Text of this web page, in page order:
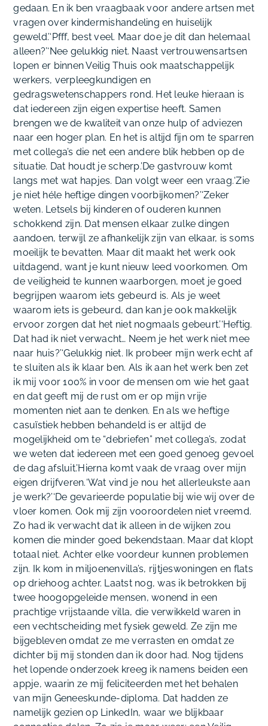
gedaan. En ik ben vraagbaak voor andere artsen met
vragen over kindermishandeling en huiselijk
geweld.’‘Pfff, best veel. Maar doe je dit dan helemaal
alleen?’‘Nee gelukkig niet. Naast vertrouwensartsen
lopen er binnen Veilig Thuis ook maatschappelijk
werkers, verpleegkundigen en
gedragswetenschappers rond. Het leuke hieraan is
dat iedereen zijn eigen expertise heeft. Samen
brengen we de kwaliteit van onze hulp of adviezen
naar een hoger plan. En het is altijd fijn om te sparren
met collega’s die net een andere blik hebben op de
situatie. Dat houdt je scherp.’De gastvrouw komt
langs met wat hapjes. Dan volgt weer een vraag.‘Zie
je niet héle heftige dingen voorbijkomen?’‘Zeker
weten. Letsels bij kinderen of ouderen kunnen
schokkend zijn. Dat mensen elkaar zulke dingen
aandoen, terwijl ze afhankelijk zijn van elkaar, is soms
moeilijk te bevatten. Maar dit maakt het werk ook
uitdagend, want je kunt nieuw leed voorkomen. Om
de veiligheid te kunnen waarborgen, moet je goed
begrijpen waarom iets gebeurd is. Als je weet
waarom iets is gebeurd, dan kan je ook makkelijk
ervoor zorgen dat het niet nogmaals gebeurt.’‘Heftig.
Dat had ik niet verwacht… Neem je het werk niet mee
naar huis?’‘Gelukkig niet. Ik probeer mijn werk echt af
te sluiten als ik klaar ben. Als ik aan het werk ben zet
ik mij voor 100% in voor de mensen om wie het gaat
en dat geeft mij de rust om er op mijn vrije
momenten niet aan te denken. En als we heftige
casuïstiek hebben behandeld is er altijd de
mogelijkheid om te “debriefen” met collega’s, zodat
we weten dat iedereen met een goed genoeg gevoel
de dag afsluit.’Hierna komt vaak de vraag over mijn
eigen drijfveren.‘Wat vind je nou het allerleukste aan
je werk?’‘De gevarieerde populatie bij wie wij over de
vloer komen. Ook mij zijn vooroordelen niet vreemd.
Zo had ik verwacht dat ik alleen in de wijken zou
komen die minder goed bekendstaan. Maar dat klopt
totaal niet. Achter elke voordeur kunnen problemen
zijn. Ik kom in miljoenenvilla’s, rijtjeswoningen en flats
op driehoog achter. Laatst nog, was ik betrokken bij
twee hoogopgeleide mensen, wonend in een
prachtige vrijstaande villa, die verwikkeld waren in
een vechtscheiding met fysiek geweld. Ze zijn me
bijgebleven omdat ze me verrasten en omdat ze
dichter bij mij stonden dan ik door had. Nog tijdens
het lopende onderzoek kreeg ik namens beiden een
appje, waarin ze mij feliciteerden met het behalen
van mijn Geneeskunde-diploma. Dat hadden ze
namelijk gezien op LinkedIn, waar we blijkbaar